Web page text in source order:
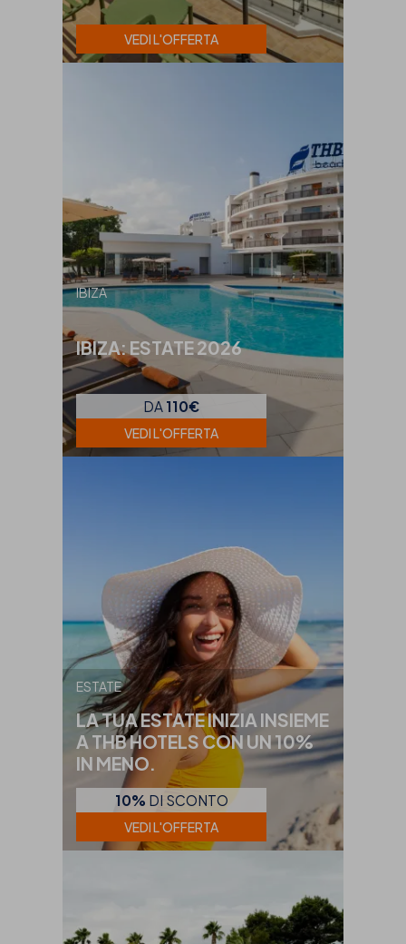
VEDI L'OFFERTA
IBIZA
IBIZA: ESTATE 2026
DA 110€
VEDI L'OFFERTA
ESTATE
LA TUA ESTATE INIZIA INSIEME
A THB HOTELS CON UN 10%
IN MENO.
10% DI SCONTO
VEDI L'OFFERTA